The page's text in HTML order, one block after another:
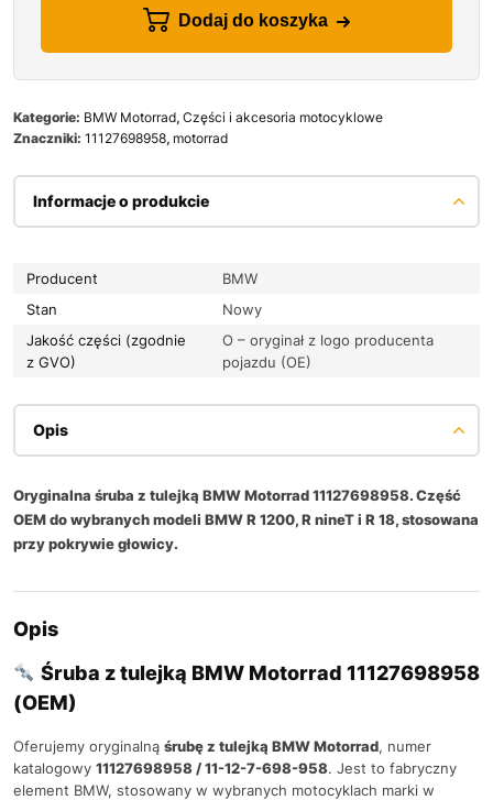
Dodaj do koszyka
Kategorie: BMW Motorrad, Części i akcesoria motocyklowe
Znaczniki: 11127698958, motorrad
Informacje o produkcie
Producent
BMW
Stan
Nowy
Jakość części (zgodnie
z GVO)
O – oryginał z logo producenta
pojazdu (OE)
Opis
Oryginalna śruba z tulejką BMW Motorrad 11127698958. Część
OEM do wybranych modeli BMW R 1200, R nineT i R 18, stosowana
przy pokrywie głowicy.
Opis
Śruba z tulejką BMW Motorrad 11127698958
(OEM)
Oferujemy oryginalną śrubę z tulejką BMW Motorrad, numer
katalogowy 11127698958 / 11-12-7-698-958. Jest to fabryczny
element BMW, stosowany w wybranych motocyklach marki w